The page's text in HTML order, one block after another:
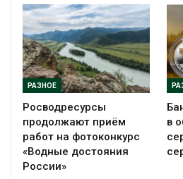
РАЗНОЕ
Росводресурсы
продолжают приём
работ на фотоконкурс
«Водные достояния
России»
в